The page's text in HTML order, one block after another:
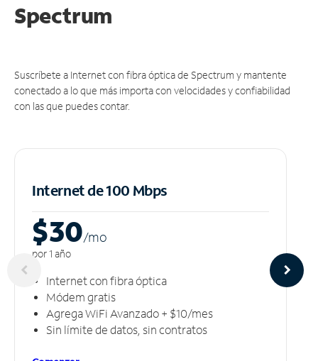
Spectrum
Suscríbete a Internet con fibra óptica de Spectrum y mantente
conectado a lo que más importa con velocidades y confiabilidad
con las que puedes contar.
Internet de 100 Mbps
$30/mo
por 1 año
Internet con fibra óptica
Módem gratis
Agrega WiFi Avanzado + $10/mes
Sin límite de datos, sin contratos